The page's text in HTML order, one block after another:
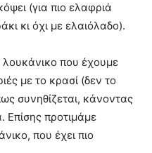
(για πιο ελαφριά
κι όχι με ελαιόλαδο).
λουκάνικο που έχουμε
με το κρασί (δεν το
συνηθίζεται, κάνοντας
Επίσης προτιμάμε
που έχει πιο